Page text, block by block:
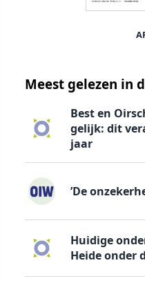
Meest gelezen in
Best en
gelijk: dit
jaar
’De
Huidige
Heide onder